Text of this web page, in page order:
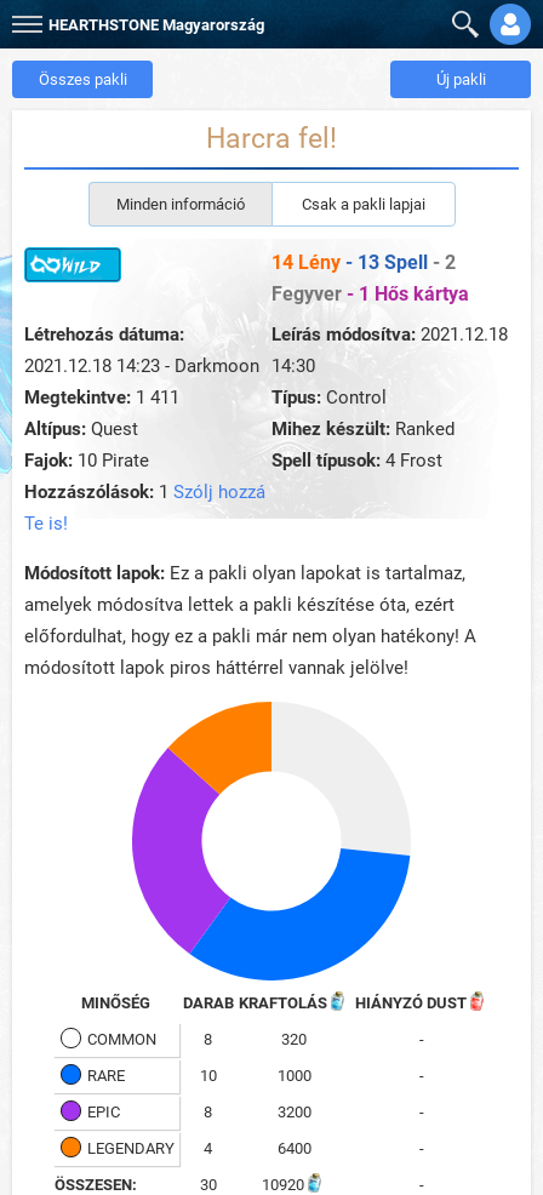
HEARTHSTONE Magyarország
Összes pakli Új pakli
Harcra fel!
Minden információ Csak a pakli lapjai
14 Lény - 13 Spell - 2
Fegyver - 1 Hős kártya
Létrehozás dátuma:
2021.12.18 14:23 - Darkmoon
Leírás módosítva: 2021.12.18
14:30
Megtekintve: 1 411 Típus: Control
Altípus: Quest Mihez készült: Ranked
Fajok: 10 Pirate Spell típusok: 4 Frost
Hozzászólások: 1 Szólj hozzá
Te is!
Módosított lapok: Ez a pakli olyan lapokat is tartalmaz,
amelyek módosítva lettek a pakli készítése óta, ezért
előfordulhat, hogy ez a pakli már nem olyan hatékony! A
módosított lapok piros háttérrel vannak jelölve!
MINŐSÉG DARAB KRAFTOLÁS
HIÁNYZÓ DUST
COMMON
8 320
-
RARE
10 1000
-
EPIC
8 3200
-
LEGENDARY
4 6400
-
ÖSSZESEN:
30 10920
-